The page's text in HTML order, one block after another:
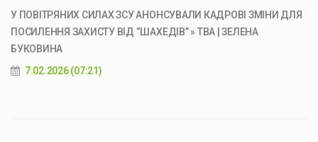
У ПОВІТРЯНИХ СИЛАХ ЗСУ АНОНСУВАЛИ КАДРОВІ ЗМІНИ ДЛЯ
ПОСИЛЕННЯ ЗАХИСТУ ВІД “ШАХЕДІВ” » ТВА | ЗЕЛЕНА
БУКОВИНА
7.02.2026 (07:21)